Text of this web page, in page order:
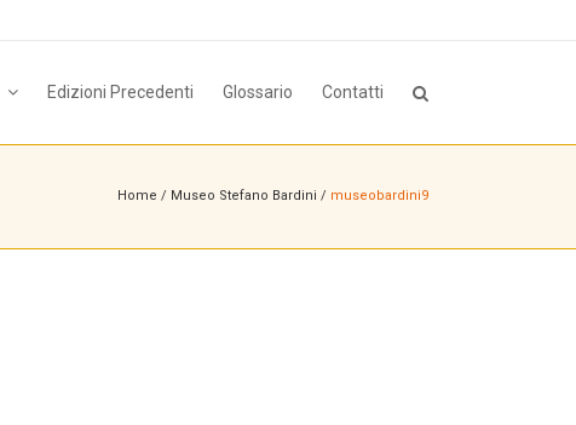
Edizioni Precedenti Glossario Contatti
Home / Museo Stefano Bardini / museobardini9